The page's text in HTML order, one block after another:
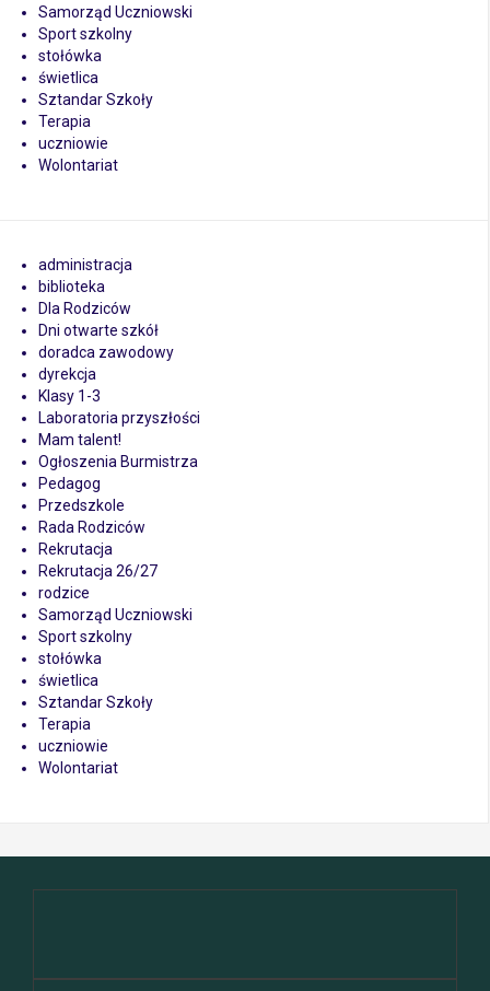
Samorząd Uczniowski
Sport szkolny
stołówka
świetlica
Sztandar Szkoły
Terapia
uczniowie
Wolontariat
administracja
biblioteka
Dla Rodziców
Dni otwarte szkół
doradca zawodowy
dyrekcja
Klasy 1-3
Laboratoria przyszłości
Mam talent!
Ogłoszenia Burmistrza
Pedagog
Przedszkole
Rada Rodziców
Rekrutacja
Rekrutacja 26/27
rodzice
Samorząd Uczniowski
Sport szkolny
stołówka
świetlica
Sztandar Szkoły
Terapia
uczniowie
Wolontariat